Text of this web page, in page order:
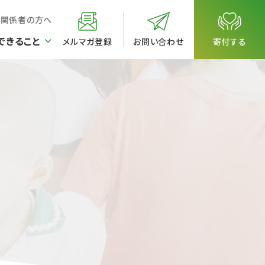
係者の方へ
きること メルマガ登録 お問い合わせ 寄付する